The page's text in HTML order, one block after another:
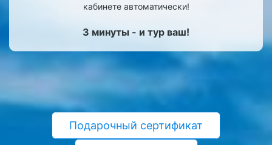
кабинете автоматически!
3 минуты - и тур ваш!
Подарочный сертификат